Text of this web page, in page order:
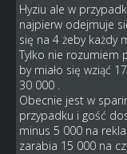
Hyziu ale w
najpierw odejmuje
się na 4 żeby każdy
Tylko nie rozumiem
by miało się wziąć
30 000 .
Obecnie jest w
przypadku i gość
minus 5 000 na
zarabia 15 000 na